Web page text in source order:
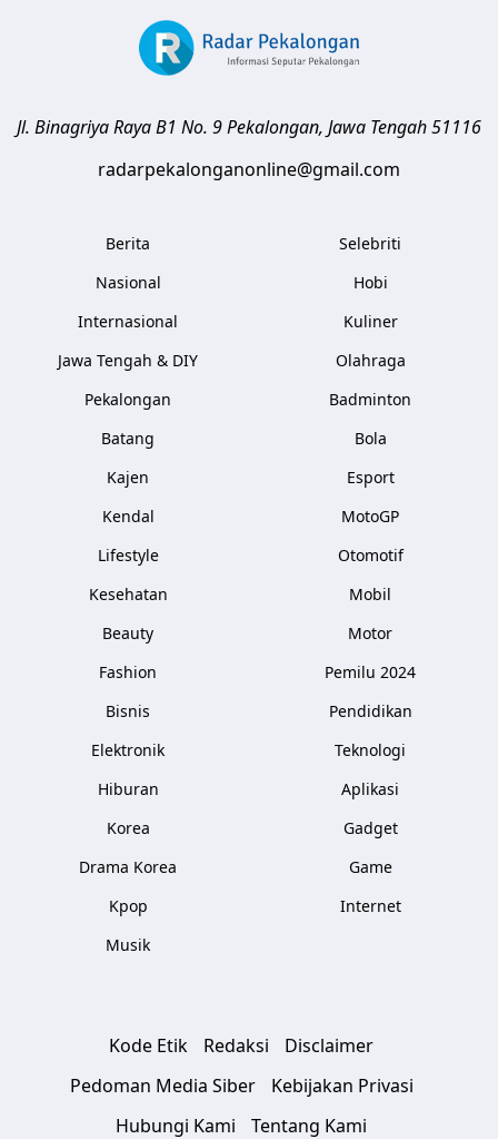
Jl. Binagriya Raya B1 No. 9Pekalongan, Jawa Tengah51116
radarpekalonganonline@gmail.com
Berita
Nasional
Internasional
Jawa Tengah & DIY
Pekalongan
Batang
Kajen
Kendal
Lifestyle
Kesehatan
Beauty
Fashion
Bisnis
Elektronik
Hiburan
Korea
Drama Korea
Kpop
Musik
Selebriti
Hobi
Kuliner
Olahraga
Badminton
Bola
Esport
MotoGP
Otomotif
Mobil
Motor
Pemilu 2024
Pendidikan
Teknologi
Aplikasi
Gadget
Game
Internet
Kode Etik Redaksi
Disclaimer
Pedoman Media Siber
Kebijakan Privasi
Hubungi Kami
Tentang Kami